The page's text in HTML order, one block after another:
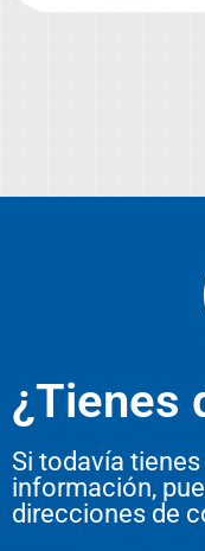
¿Tienes
Si todavía
información,
direcciones de